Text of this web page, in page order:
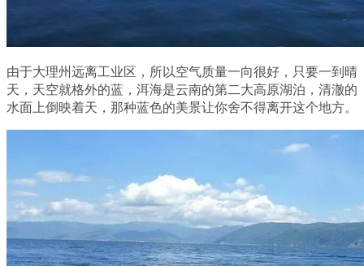
由于大理州远离工业区，所以空气质量一向很好，只要一到晴
天，天空就格外的蓝，洱海是云南的第二大高原湖泊，清澈的
水面上倒映着天，那种蓝色的美景让你舍不得离开这个地方。